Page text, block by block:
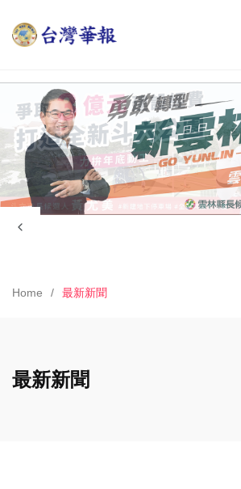
Home 最新新聞
最新新聞